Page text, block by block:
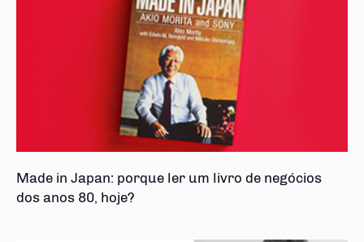
Made in Japan: porque ler um livro de negócios
dos anos 80, hoje?